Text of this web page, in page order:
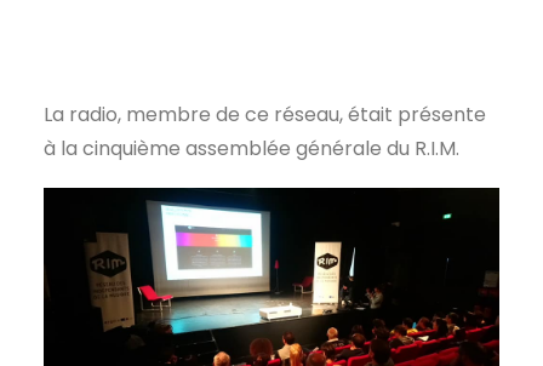
La radio, membre de ce réseau, était présente
à la cinquième assemblée générale du R.I.M.